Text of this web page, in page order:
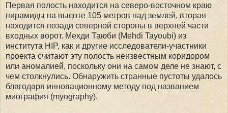
Первая полость находится на северо-восточном краю
пирамиды на высоте 105 метров над землей, вторая
находится позади северной стороны в верхней части
входных ворот. Мехди Таюби (Mehdi Tayoubi) из
института HIP, как и другие исследователи-участники
проекта считают эту полость неизвестным коридором
или аномалией, поскольку они на самом деле не знают, с
чем столкнулись. Обнаружить странные пустоты удалось
благодаря инновационному методу под названием
миография (myography).